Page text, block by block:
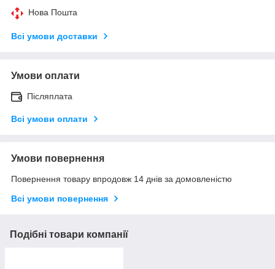
Нова Пошта
Всі умови доставки
Умови оплати
Післяплата
Всі умови оплати
Умови повернення
Повернення товару впродовж 14 днів за домовленістю
Всі умови повернення
Подібні товари компанії